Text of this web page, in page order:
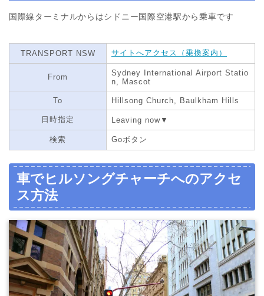
国際線ターミナルからはシドニー国際空港駅から乗車です
TRANSPORT NSW サイトへアクセス（乗換案内）
From
Sydney International Airport Statio
n, Mascot
To Hillsong Church, Baulkham Hills
日時指定 Leaving now▼
検索 Goボタン
車でヒルソングチャーチへのアクセ
ス方法